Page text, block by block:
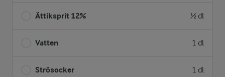
Ättiksprit 12% ½ dl
Vatten 1 dl
Strösocker 1 dl